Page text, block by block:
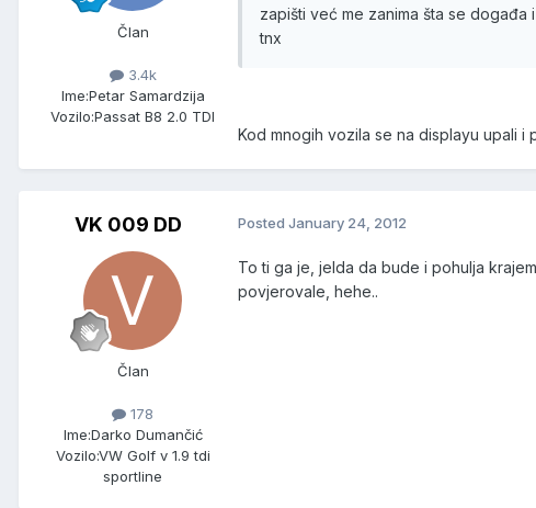
Član
3.4k
Ime:Petar Samardzija
Vozilo:Passat B8 2.0 TDI
zapišti već me zanima šta se događa
tnx
Kod mnogih vozila se na displayu upali i
VK 009 DD
Član
178
Ime:Darko Dumančić
Vozilo:VW Golf v 1.9 tdi
sportline
Posted January 24, 2012
To ti ga je, jelda da bude i pohulja
povjerovale, hehe..